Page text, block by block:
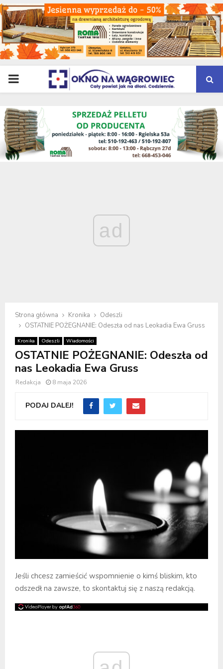
PRIMARY
MENU
ad
Strona główna Kronika
Odeszli
OSTATNIE POŻEGNANIE: Odeszła od nas Leokadia Ewa Gruss
Kronika Odeszli Wiadomości
OSTATNIE POŻEGNANIE: Odeszła od
nas Leokadia Ewa Gruss
Redakcja 8 maja 2026
PODAJ DALEJ!
Jeśli chcesz zamieścić wspomnienie o kimś bliskim, kto
odszedł na zawsze, to skontaktuj się z naszą redakcją.